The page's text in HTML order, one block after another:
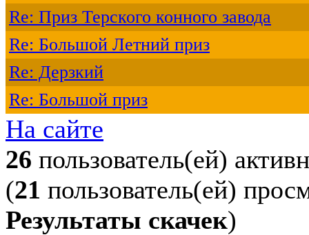
Re: Приз Терского конного завода
Re: Большой Летний приз
Re: Дерзкий
Re: Большой приз
На сайте
26 пользователь(ей)
(21 пользователь(ей)
Результаты скачек)